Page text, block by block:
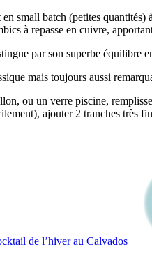
small batch (petites quantités)
à repasse en cuivre,
par son superbe équilibre
mais toujours aussi
ou un verre piscine,
ajouter 2 tranches très
de l’hiver au Calvados